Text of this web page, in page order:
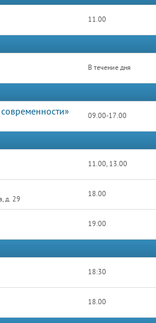
11.00
В течение дня
09.00-17.00
11.00, 13.00
д. 29
18.00
19:00
18:30
18.00